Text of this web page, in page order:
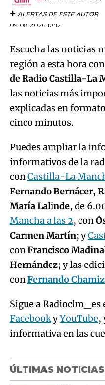
ALERTAS DE ESTE AUTOR
09.08.2026 10:12
Escucha las noticias
región a esta hora
de Radio Castilla-La
las noticias más
explicadas en
cinco minutos.
Puedes ampliar la
informativos de la
conCastilla-La
Fernando Bernácer,
María Lalinde, de
Mancha a las 2, con
Carmen Martín; y
conFrancisco
Hernández; y las
conFernando
Sigue a Radioclm_es
FacebookyYouTube,
informativa en las
ÚLTIMAS NOTICIAS